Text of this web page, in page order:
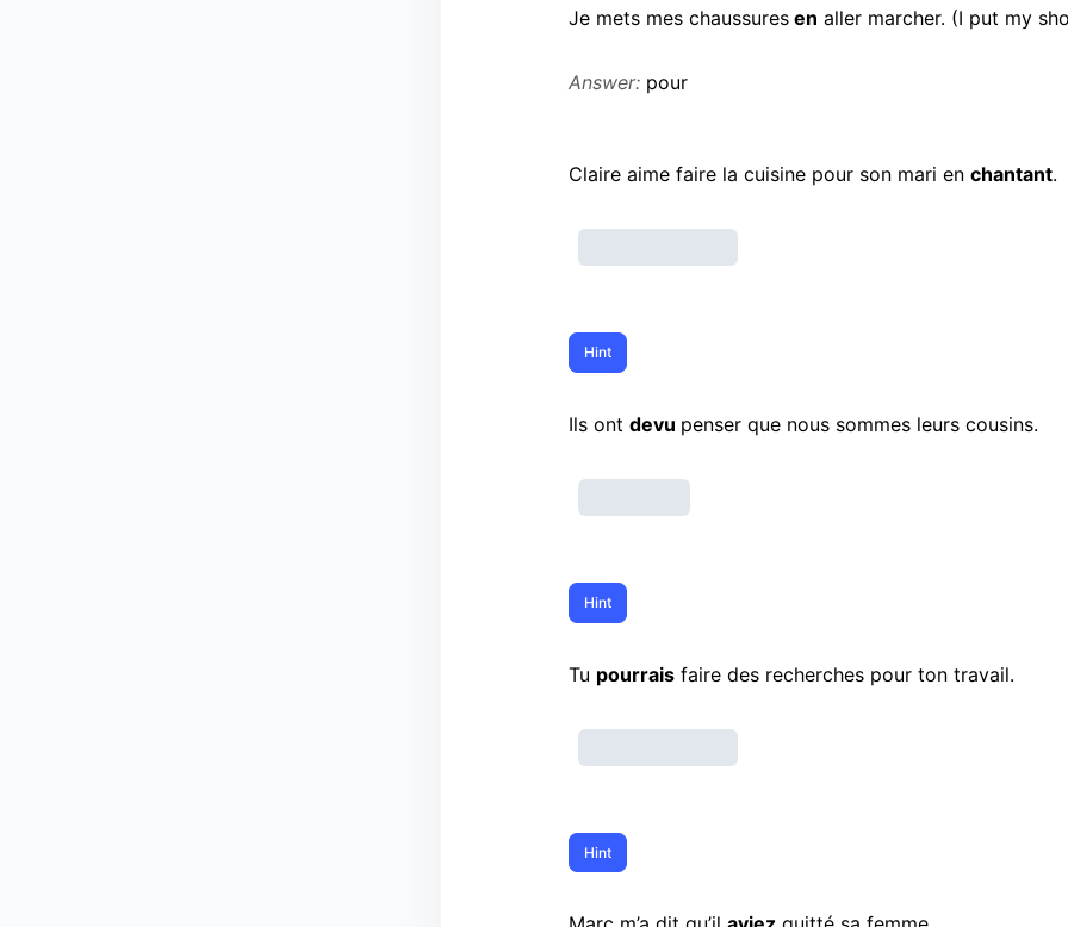
Je mets mes chaussures en aller marcher. (I put my
Answer: pour
Claire aime faire la cuisine pour son mari en chantant.
Ils ont devu penser que nous sommes leurs cousins.
Tu pourrais faire des recherches pour ton travail.